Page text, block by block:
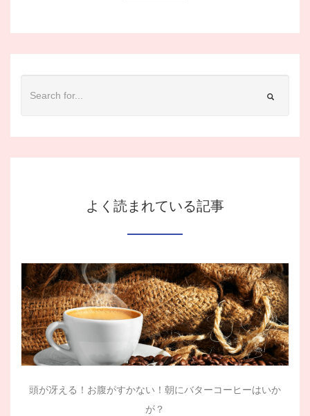
よく読まれている記事
頭が冴える！お腹がすかない！朝にバターコーヒーはいか
が？